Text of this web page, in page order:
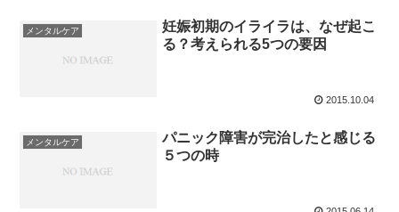
メンタルケア
妊娠初期のイライラは、なぜ起こ
る？考えられる5つの要因
2015.10.04
メンタルケア
パニック障害が完治したと感じる
５つの時